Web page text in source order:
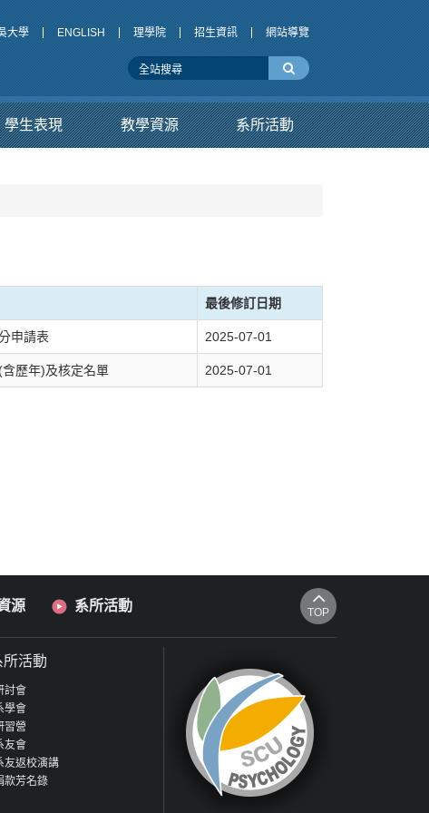
大學 ENGLISH 理學院 招生資訊 網站導覽
學生表現 教學資源 系所活動
最後修訂日期
申請表 2025-07-01
歷年)及核定名單 2025-07-01
源 系所活動 TOP
所活動
討會
學會
習營
友會
友返校演講
款芳名錄